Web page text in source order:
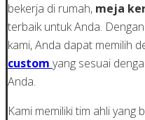
bekerja di rumah, meja
terbaik untuk Anda. Dengan
kami, Anda dapat memilih
custom yang sesuai
Anda.
Kami memiliki tim ahli yang